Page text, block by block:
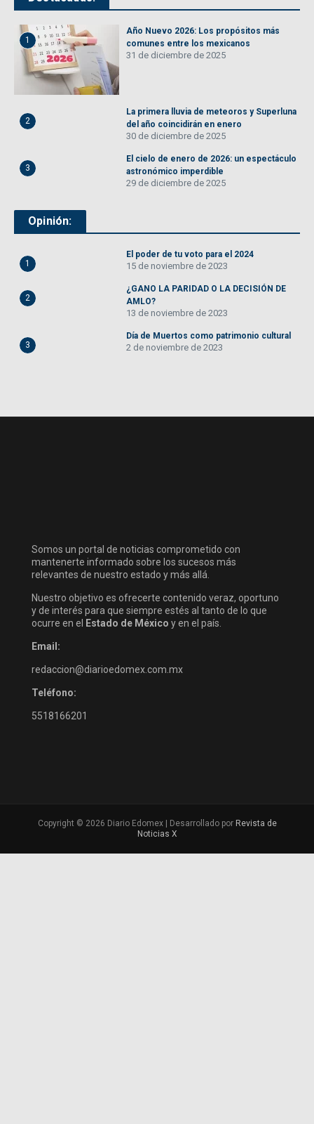
1
Año Nuevo 2026: Los propósitos más
comunes entre los mexicanos
31 de diciembre de 2025
2
La primera lluvia de meteoros y Superluna
del año coincidirán en enero
30 de diciembre de 2025
3
El cielo de enero de 2026: un espectáculo
astronómico imperdible
29 de diciembre de 2025
Opinión:
1
El poder de tu voto para el 2024
15 de noviembre de 2023
2
¿GANO LA PARIDAD O LA DECISIÓN DE
AMLO?
13 de noviembre de 2023
3
Día de Muertos como patrimonio cultural
2 de noviembre de 2023
Somos un portal de noticias comprometido con
mantenerte informado sobre los sucesos más
relevantes de nuestro estado y más allá.
Nuestro objetivo es ofrecerte contenido veraz, oportuno
y de interés para que siempre estés al tanto de lo que
ocurre en el
Estado de México y en el país.
Email:
redaccion@diarioedomex.com.mx
Teléfono:
5518166201
Copyright © 2026 Diario Edomex | Desarrollado por Revista de
Noticias X